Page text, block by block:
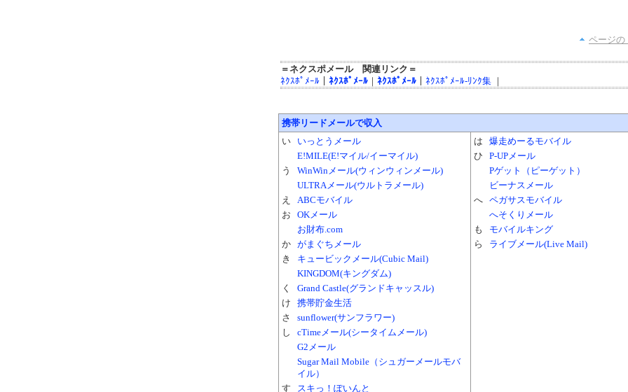
ページの
＝ネクスポメール 関連リンク＝
ﾈｸｽﾎﾟﾒｰﾙ
ﾈｸｽﾎﾟﾒｰﾙ ｜ ﾈｸｽﾎﾟﾒｰﾙ ﾈｸｽﾎﾟﾒｰﾙ-ﾘﾝｸ集 ｜
携帯リードメールで収入
い
いっとうメール
E!MILE(E!マイル/イーマイル)
う
WinWinメール(ウィンウィンメール)
ULTRAメール(ウルトラメール)
え
ABCモバイル
お
OKメール
お財布.com
か がまぐちメール
き
キュービックメール(Cubic Mail)
KINGDOM(キングダム)
く
Grand Castle(グランドキャッスル)
け
携帯貯金生活
さ
sunflower(サンフラワー)
し
cTimeメール(シータイムメール)
G2メール
Sugar Mail Mobile（シュガーメールモバ
イル）
す
スキっ！ぽいんと
は
爆走めーるモバイル
ひ
P-UPメール
Pゲット（ピーゲット）
ビーナスメール
へ ペガサスモバイル
へそくりメール
も
モバイルキング
ら
ライブメール(Live Mail)